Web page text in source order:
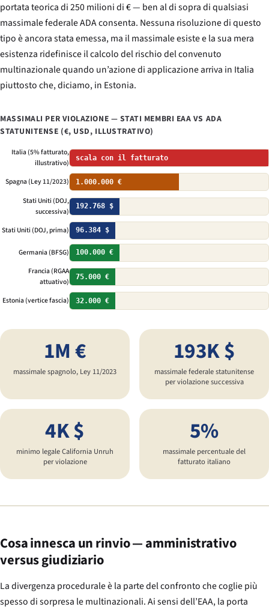
portata teorica di 250 milioni di € — ben al di sopra di qualsiasi
massimale federale ADA consenta. Nessuna risoluzione di questo
tipo è ancora stata emessa, ma il massimale esiste e la sua mera
esistenza ridefinisce il calcolo del rischio del convenuto
multinazionale quando un’azione di applicazione arriva in Italia
piuttosto che, diciamo, in Estonia.
MASSIMALI PER VIOLAZIONE — STATI MEMBRI EAA VS ADA
STATUNITENSE (€, USD, ILLUSTRATIVO)
Italia (5% fatturato,
illustrativo)
scala con il fatturato
Spagna (Ley 11/2023) 1.000.000 €
Stati Uniti (DOJ,
successiva)
192.768 $
Stati Uniti (DOJ, prima) 96.384 $
Germania (BFSG) 100.000 €
Francia (RGAA
attuativo)
75.000 €
Estonia (vertice fascia) 32.000 €
1M €
massimale spagnolo, Ley 11/2023
193K $
massimale federale statunitense
per violazione successiva
4K $
minimo legale California Unruh
per violazione
5%
massimale percentuale del
fatturato italiano
Cosa innesca un rinvio — amministrativo
versus giudiziario
La divergenza procedurale è la parte del confronto che coglie più
spesso di sorpresa le multinazionali. Ai sensi dell’EAA, la porta